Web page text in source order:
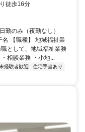
徒歩16分
勤のみ（夜勤なし）
名 【職種】 地域福祉業
として、地域福祉業務
相談業務 ・小地...
経験者歓迎
住宅手当あり